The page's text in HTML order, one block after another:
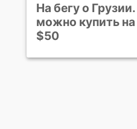
На бегу о
можно купить
$50